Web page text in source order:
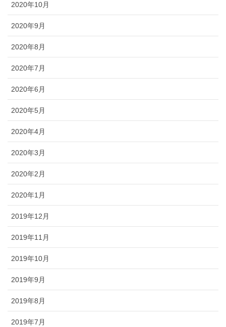
2020年10月
2020年9月
2020年8月
2020年7月
2020年6月
2020年5月
2020年4月
2020年3月
2020年2月
2020年1月
2019年12月
2019年11月
2019年10月
2019年9月
2019年8月
2019年7月